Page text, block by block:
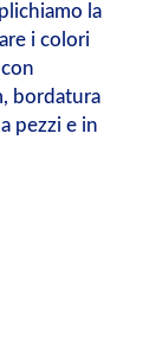
la
i colori
bordatura
pezzi e in